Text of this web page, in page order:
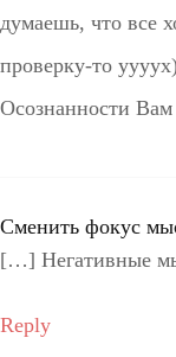
думаешь, что все
проверку-то
Осознанности
Сменить фокус
[…] Негативные
Reply